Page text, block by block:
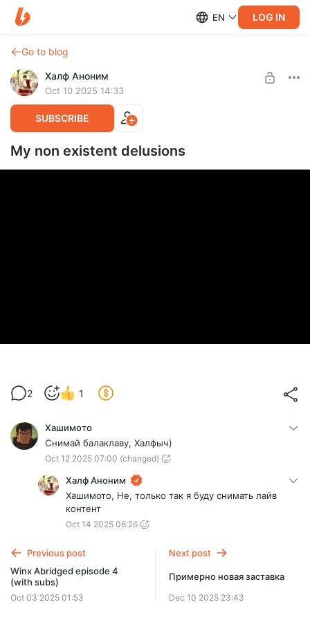
EN LOG IN
Go to blog
Халф Аноним
Oct 10 2025 14:33
SUBSCRIBE
My non existent delusions
2 1
Хашимото
Снимай балаклаву, Халфыч)
Oct 12 2025 07:00 (changed)
Халф Аноним
Хашимото, Не, только так я буду снимать лайв
контент
Oct 14 2025 06:26
Previous post
Winx Abridged episode 4
(with subs)
Oct 03 2025 01:53
Next post
Примерно новая заставка
Dec 10 2025 23:43